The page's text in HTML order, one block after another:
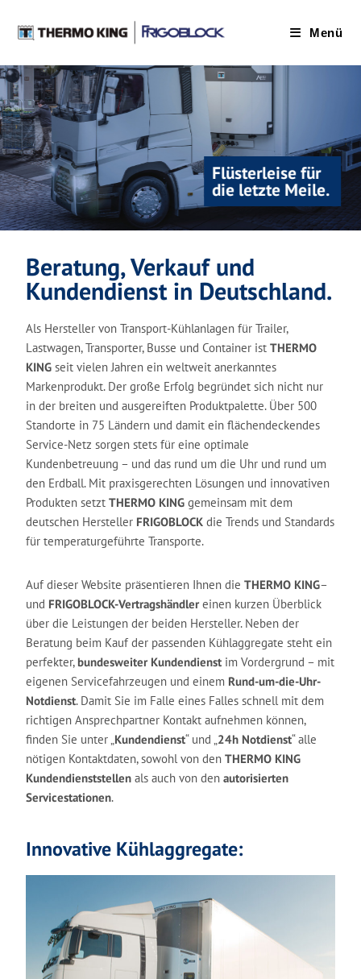
Menü
Flüsterleise für
die letzte Meile.
Beratung, Verkauf und
Kundendienst in Deutschland.
Als Hersteller von Transport-Kühlanlagen für Trailer,
Lastwagen, Transporter, Busse und Container istTHERMO
KING seit vielen Jahren ein weltweit anerkanntes
Markenprodukt. Der große Erfolg begründet sich nicht nur
in der breiten und ausgereiften Produktpalette. Über 500
Standorte in 75 Ländern und damit ein flächendeckendes
Service-Netz sorgen stets für eine optimale
Kundenbetreuung – und das rund um die Uhr und rund um
den Erdball. Mit praxisgerechten Lösungen und innovativen
Produkten setztTHERMO KING gemeinsam mit dem
deutschen Hersteller FRIGOBLOCK die Trends und Standards
für temperaturgeführte Transporte.
Auf dieser Website präsentieren Ihnen dieTHERMO KING–
und FRIGOBLOCK-Vertragshändler einen kurzen Überblick
über die Leistungen der beiden Hersteller. Neben der
Beratung beim Kauf der passenden Kühlaggregate steht ein
perfekter,bundesweiter Kundendienst im Vordergrund – mit
eigenen Servicefahrzeugen und einem Rund-um-die-Uhr-
Notdienst. Damit Sie im Falle eines Falles schnell mit dem
richtigen Ansprechpartner Kontakt aufnehmen können,
finden Sie unter „Kundendienst“ und „24h Notdienst“ alle
nötigen Kontaktdaten, sowohl von denTHERMO KING
Kundendienststellen als auch von denautorisierten
Servicestationen.
Innovative Kühlaggregate: